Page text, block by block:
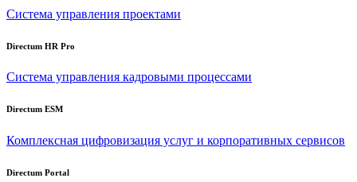
Система управления проектами
Directum HR Pro
Система управления кадровыми процессами
Directum ESM
Комплексная цифровизация услуг и корпоративных сервисов
Directum Portal